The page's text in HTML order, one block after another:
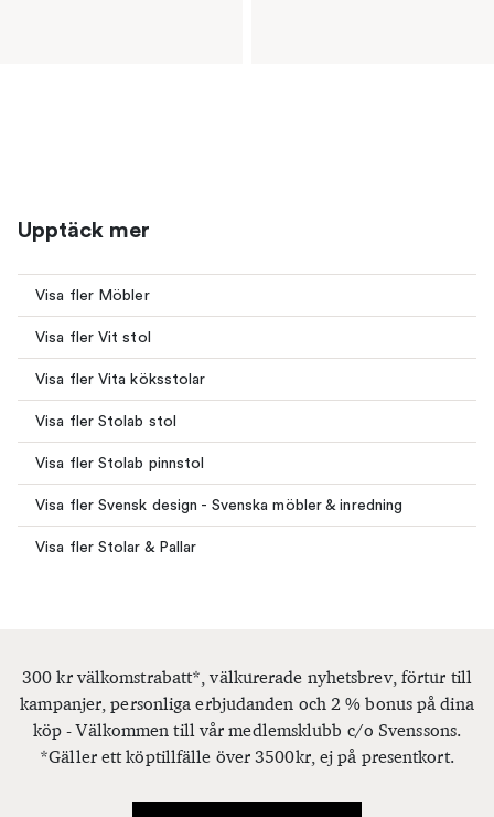
Upptäck mer
Visa fler Möbler
Visa fler Vit stol
Visa fler Vita köksstolar
Visa fler Stolab stol
Visa fler Stolab pinnstol
Visa fler Svensk design - Svenska möbler & inredning
Visa fler Stolar & Pallar
300 kr välkomstrabatt*, välkurerade nyhetsbrev, förtur till
kampanjer, personliga erbjudanden och 2 % bonus på dina
köp - Välkommen till vår medlemsklubb c/o Svenssons.
*Gäller ett köptillfälle över 3500kr, ej på presentkort.